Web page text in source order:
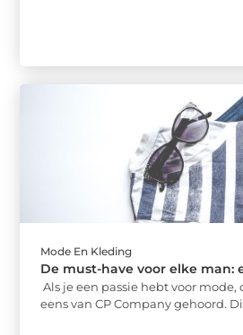
Mode En Kleding
De must-have voor elke man:
Als je een passie hebt voor mode,
eens van CP Company gehoord.